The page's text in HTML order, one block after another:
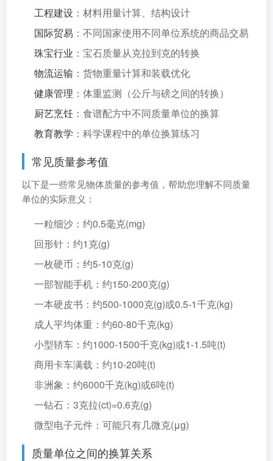
工程建设 ：材料用量计算、结构设计
国际贸易 ：不同国家使用不同单位系统的商品交易
珠宝行业 ：宝石质量从克拉到克的转换
物流运输 ：货物重量计算和装载优化
健康管理 ：体重监测（公斤与磅之间的转换）
厨艺烹饪 ：食谱配方中不同质量单位的换算
教育教学 ：科学课程中的单位换算练习
常见质量参考值
以下是一些常见物体质量的参考值，帮助您理解不同质量
单位的实际意义：
一粒细沙：约0.5毫克(mg)
回形针：约1克(g)
一枚硬币：约5-10克(g)
一部智能手机：约150-200克(g)
一本硬皮书：约500-1000克(g)或0.5-1千克(kg)
成人平均体重：约60-80千克(kg)
小型轿车：约1000-1500千克(kg)或1-1.5吨(t)
商用卡车满载：约10-20吨(t)
非洲象：约6000千克(kg)或6吨(t)
一钻石：3克拉(ct)=0.6克(g)
微型电子元件：可能只有几微克(μg)
质量单位之间的换算关系